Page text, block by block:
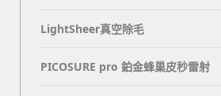
LightSheer真空除毛
PICOSURE pro 鉑金蜂巢皮秒雷射